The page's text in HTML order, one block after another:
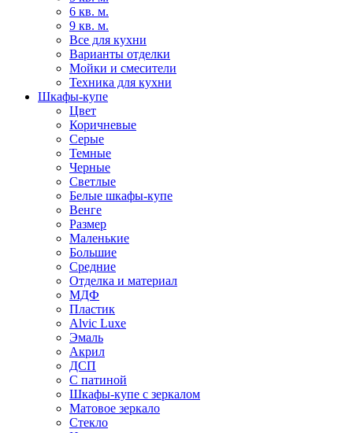
6 кв. м.
9 кв. м.
Все для кухни
Варианты отделки
Мойки и смесители
Техника для кухни
Шкафы-купе
Цвет
Коричневые
Серые
Темные
Черные
Светлые
Белые шкафы-купе
Венге
Размер
Маленькие
Большие
Средние
Отделка и материал
МДФ
Пластик
Alvic Luxe
Эмаль
Акрил
ДСП
С патиной
Шкафы-купе с зеркалом
Матовое зеркало
Стекло